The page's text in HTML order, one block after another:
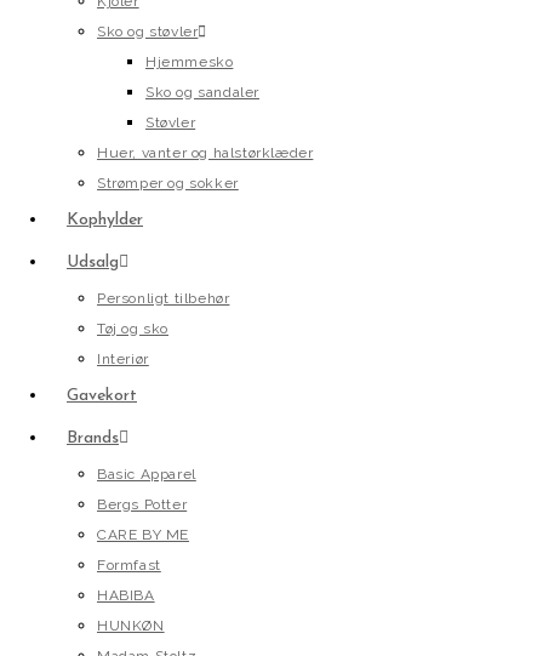
Sko og støvler
Hjemmesko
Sko og sandaler
Støvler
Huer, vanter og halstørklæder
Strømper og sokker
Kophylder
Udsalg
Personligt tilbehør
Tøj og sko
Interiør
Gavekort
Brands
Basic Apparel
Bergs Potter
CARE BY ME
Formfast
HABIBA
HUNKØN